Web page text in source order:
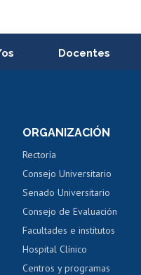
Docentes
Perfeccionamiento
Evaluación docente
Calificación
Postulación al AUCAI
ORGANIZACIÓN
Rectoría
Consejo Universitario
Senado Universitario
Consejo de Evaluación
Facultades e institutos
Hospital Clínico
Centros y programas